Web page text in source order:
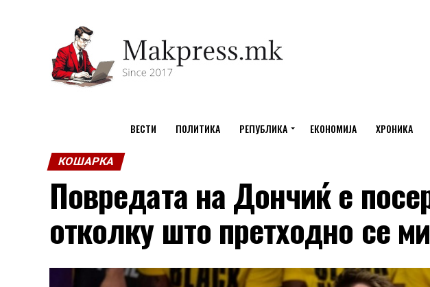
ВЕСТИ ПОЛИТИКА РЕПУБЛИКА ЕКОНОМИЈА ХРОНИКА
КОШАРКА
Повредата на Дончиќ е
отколку што претходно се